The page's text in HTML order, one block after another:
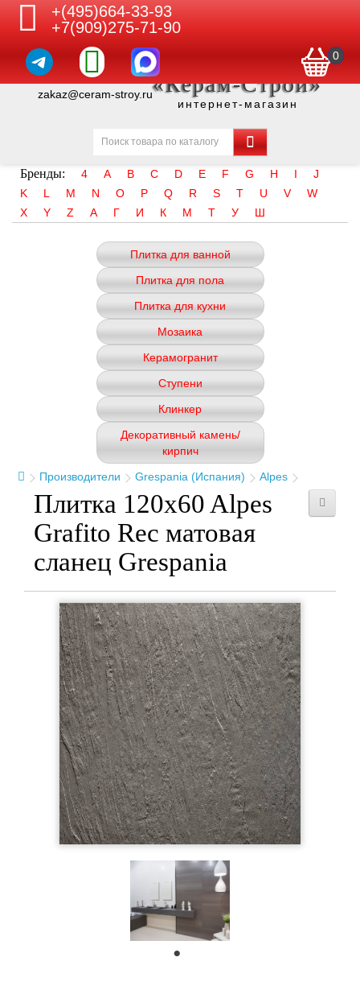
+(495)664-33-93
+7(909)275-71-90
0
zakaz@ceram-stroy.ru«Керам-Строй»
интернет-магазин
Бренды: 4 A B C D E F G H I
J
K
L M N O P Q R S T U V
W
X
Y Z А Г И К М Т У Ш
Плитка для ванной
Плитка для пола
Плитка для кухни
Мозаика
Керамогранит
Ступени
Клинкер
Декоративный камень/
кирпич
Производители
Grespania (Испания) Alpes
Плитка 120x60 Alpes
Grafito Rec матовая
сланец Grespania